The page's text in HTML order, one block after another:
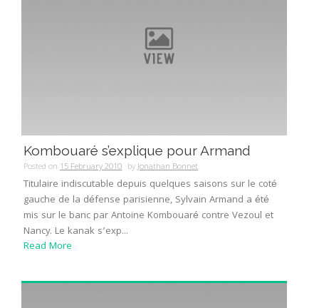
Kombouaré s’explique pour Armand
Posted on 15 February 2010 byJonathan Bonnet
Titulaire indiscutable depuis quelques saisons sur le coté
gauche de la défense parisienne, Sylvain Armand a été
mis sur le banc par Antoine Kombouaré contre Vezoul et
Nancy. Le kanak s’exp...
Read More